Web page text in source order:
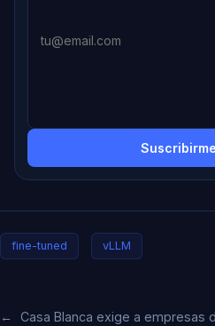
fine-tuned vLLM
←
Casa Blanca exige a empresas